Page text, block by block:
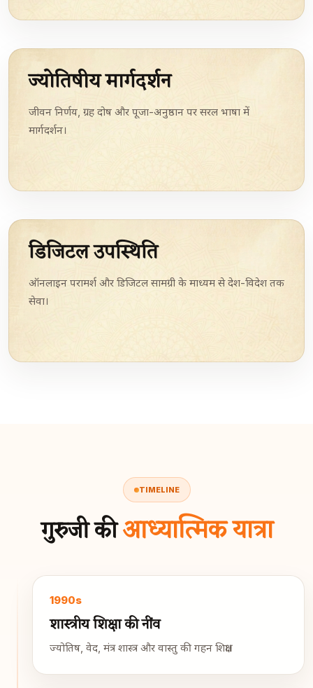
ज्योतिषीय मार्गदर्शन
जीवन निर्णय, ग्रह दोष और पूजा-अनुष्ठान पर सरल भाषा में
मार्गदर्शन।
डिजिटल उपस्थिति
ऑनलाइन परामर्श और डिजिटल सामग्री के माध्यम से देश-विदेश तक
सेवा।
TIMELINE
गुरुजी कीआध्यात्मिक यात्रा
1990s
शास्त्रीय शिक्षा की नींव
ज्योतिष, वेद, मंत्र शास्त्र और वास्तु की गहन शिक्षा।